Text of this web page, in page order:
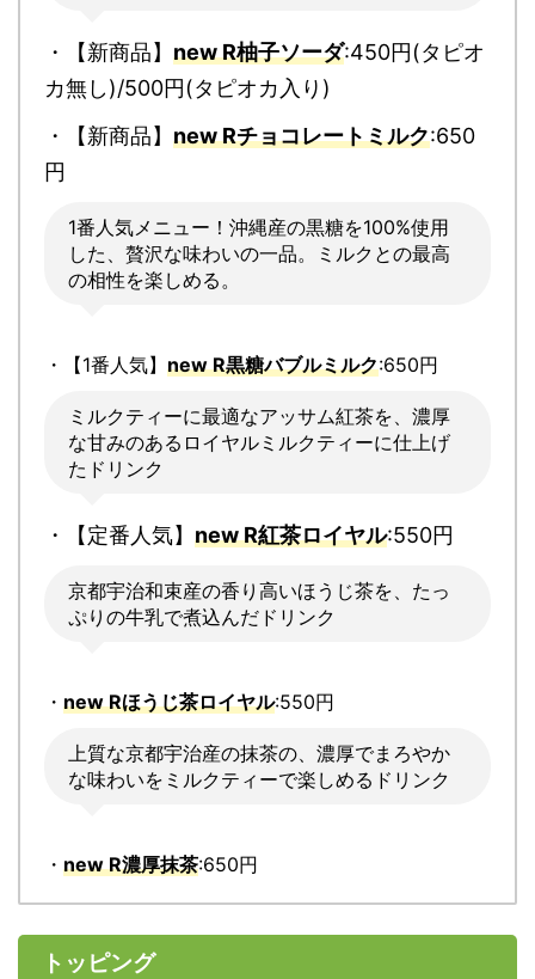
・【新商品】 new R柚子ソーダ:450円(タピオ
カ無し)/500円(タピオカ入り)
・【新商品】 new Rチョコレートミルク:650
円
1番人気メニュー！沖縄産の黒糖を100%使用
した、贅沢な味わいの一品。ミルクとの最高
の相性を楽しめる。
・【1番人気】 new R黒糖バブルミルク:650円
ミルクティーに最適なアッサム紅茶を、濃厚
な甘みのあるロイヤルミルクティーに仕上げ
たドリンク
・【定番人気】 new R紅茶ロイヤル:550円
京都宇治和束産の香り高いほうじ茶を、たっ
ぷりの牛乳で煮込んだドリンク
・ new Rほうじ茶ロイヤル:550円
上質な京都宇治産の抹茶の、濃厚でまろやか
な味わいをミルクティーで楽しめるドリンク
・ new R濃厚抹茶:650円
トッピング